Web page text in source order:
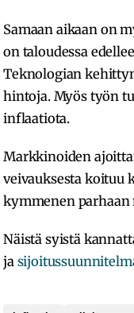
Samaan aikaan on
on taloudessa
Teknologian
hintoja. Myös työn
inflaatiota.
Markkinoiden
veivauksesta koituu
kymmenen parhaan
Näistä syistä
ja